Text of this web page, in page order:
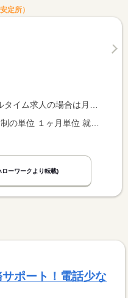
定所）
パート求人の場合は時間額を表示しています。
ローワークより転載)
ポート！電話少な